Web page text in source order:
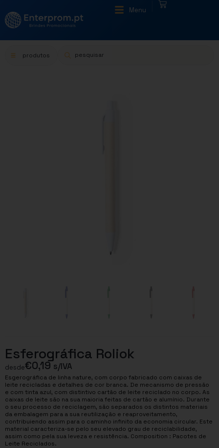
Menu
produtos
Esferográfica Roliok
desde€0,19 s/IVA
Esgerográfica de linha nature, com corpo fabricado com caixas de
leite recicladas e detalhes de cor branca. De mecanismo de pressão
e com tinta azul, com distintivo cartão de leite reciclado no corpo. As
caixas de leite são na sua maioria feitas de cartão e alumínio. Durante
o seu processo de reciclagem, são separados os distintos materiais
da embalagem para a sua reutilização e reaproveitamento,
contribuiendo assim para o caminho infinito da economia circular. Este
material caracteriza-se pelo seu elevado grau de reciclabilidade,
assim como pela sua leveza e resistência. Composition : Pacotes de
Leite Reciclados.